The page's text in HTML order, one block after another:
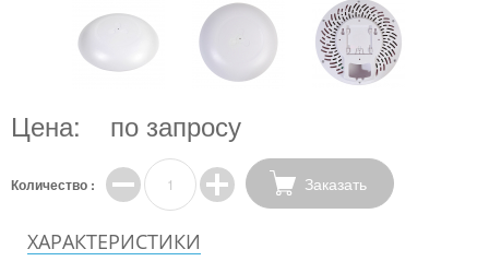
Цена: по запросу
Количество : Заказать
ХАРАКТЕРИСТИКИ